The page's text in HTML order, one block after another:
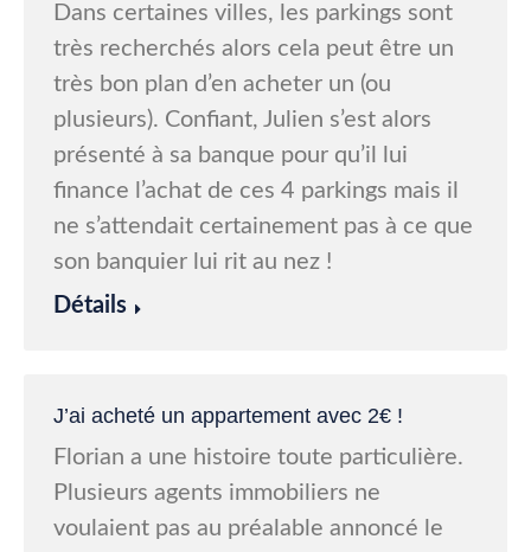
Dans certaines villes, les parkings sont
très recherchés alors cela peut être un
très bon plan d’en acheter un (ou
plusieurs). Confiant, Julien s’est alors
présenté à sa banque pour qu’il lui
finance l’achat de ces 4 parkings mais il
ne s’attendait certainement pas à ce que
son banquier lui rit au nez !
Détails
J’ai acheté un appartement avec 2€ !
Florian a une histoire toute particulière.
Plusieurs agents immobiliers ne
voulaient pas au préalable annoncé le